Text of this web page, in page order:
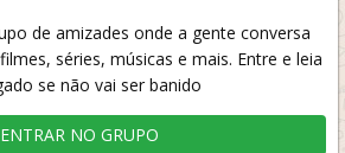
de amizades onde a gente conversa
séries, músicas e mais. Entre e leia
se não vai ser banido
ENTRAR NO GRUPO